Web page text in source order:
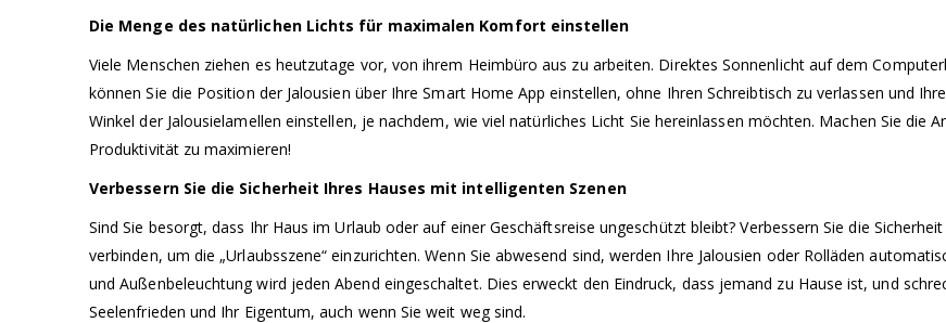
Die Menge des natürlichen Lichts für maximalen Komfort einstellen
Viele Menschen ziehen es heutzutage vor, von ihrem Heimbüro aus zu arbeiten. Direktes Sonnenlicht auf dem
können Sie die Position der Jalousien über Ihre Smart Home App einstellen, ohne Ihren Schreibtisch zu verlassen und
Winkel der Jalousielamellen einstellen, je nachdem, wie viel natürliches Licht Sie hereinlassen möchten. Machen Sie die
Produktivität zu maximieren!
Verbessern Sie die Sicherheit Ihres Hauses mit intelligenten Szenen
Sind Sie besorgt, dass Ihr Haus im Urlaub oder auf einer Geschäftsreise ungeschützt bleibt? Verbessern Sie die
verbinden, um die „Urlaubsszene“ einzurichten. Wenn Sie abwesend sind, werden Ihre Jalousien oder Rolläden
und Außenbeleuchtung wird jeden Abend eingeschaltet. Dies erweckt den Eindruck, dass jemand zu Hause ist, und
Seelenfrieden und Ihr Eigentum, auch wenn Sie weit weg sind.